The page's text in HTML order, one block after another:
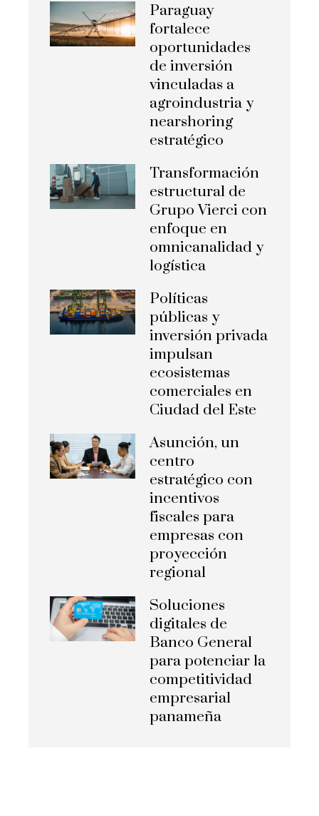
Paraguay
fortalece
oportunidades
de inversión
vinculadas a
agroindustria y
nearshoring
estratégico
Transformación
estructural de
Grupo Vierci con
enfoque en
omnicanalidad y
logística
Políticas
públicas y
inversión privada
impulsan
ecosistemas
comerciales en
Ciudad del Este
Asunción, un
centro
estratégico con
incentivos
fiscales para
empresas con
proyección
regional
Soluciones
digitales de
Banco General
para potenciar la
competitividad
empresarial
panameña